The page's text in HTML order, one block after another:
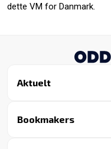
dette VM for Danmark.
Aktuelt
Bookmakers